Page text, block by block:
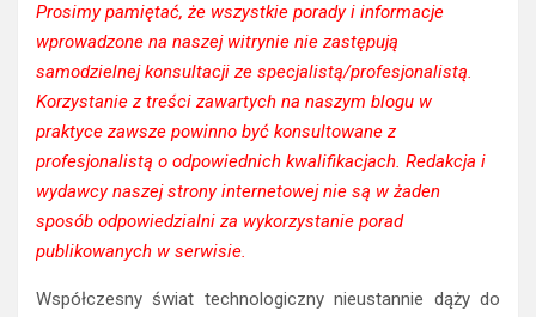
Prosimy pamiętać, że wszystkie porady i informacje
wprowadzone na naszej witrynie nie zastępują
samodzielnej konsultacji ze specjalistą/profesjonalistą.
Korzystanie z treści zawartych na naszym blogu w
praktyce zawsze powinno być konsultowane z
profesjonalistą o odpowiednich kwalifikacjach. Redakcja i
wydawcy naszej strony internetowej nie są w żaden
sposób odpowiedzialni za wykorzystanie porad
publikowanych w serwisie.
Współczesny świat technologiczny nieustannie dąży do